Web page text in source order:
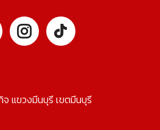
แขวงมีนบุรี เขตมีนบุรี